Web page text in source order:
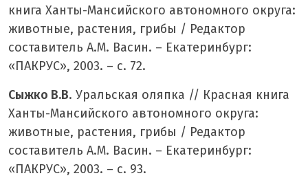
книга Ханты-Мансийского автономного округа:
животные, растения, грибы / Редактор
составитель А.М. Васин. – Екатеринбург:
«ПАКРУС», 2003. – с. 72.
Сыжко В.В. Уральская оляпка // Красная книга
Ханты-Мансийского автономного округа:
животные, растения, грибы / Редактор
составитель А.М. Васин. – Екатеринбург:
«ПАКРУС», 2003. – с. 93.